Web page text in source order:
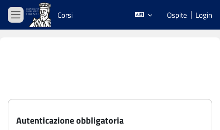
Vai al contenuto principale
Pannello laterale
Corsi Ospite Login
Autenticazione obbligatoria